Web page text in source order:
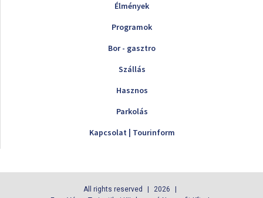
Élmények
Programok
Bor - gasztro
Szállás
Hasznos
Parkolás
Kapcsolat | Tourinform
All rights reserved
2026